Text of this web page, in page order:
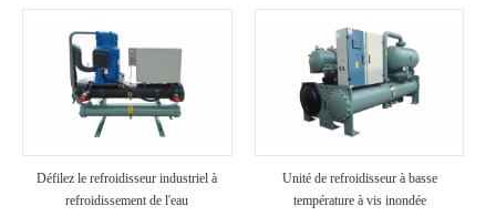
Défilez le refroidisseur industriel à
refroidissement de l'eau
Unité de refroidisseur à basse
température à vis inondée